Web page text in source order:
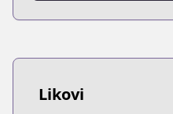
Likovi